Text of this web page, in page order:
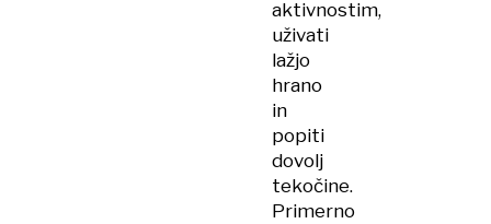
aktivnostim,
uživati
lažjo
hrano
in
popiti
dovolj
tekočine.
Primerno